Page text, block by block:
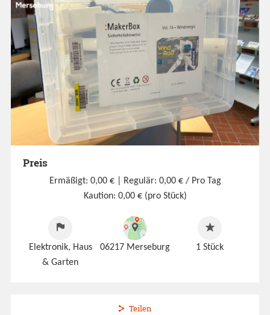
Anmelden
Preis
Ermäßigt: 0,00 €
| Regulär: 0,00 € / Pro Tag
Kaution: 0,00 € (pro Stück)
Elektronik, Haus
& Garten
06217 Merseburg 1 Stück
Teilen